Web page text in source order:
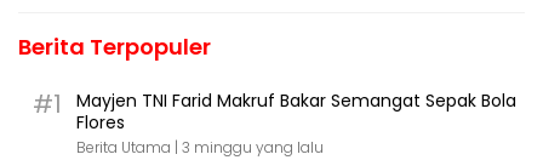
Berita Terpopuler
#1
Mayjen TNI Farid Makruf Bakar Semangat Sepak Bola
Flores
Berita Utama | 3 minggu yang lalu